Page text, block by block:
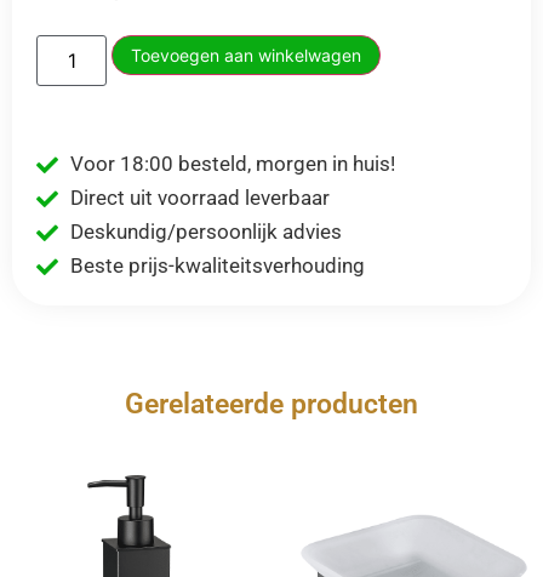
Toevoegen aan winkelwagen
Voor 18:00 besteld, morgen in huis!
Direct uit voorraad leverbaar
Deskundig/persoonlijk advies
Beste prijs-kwaliteitsverhouding
Gerelateerde producten